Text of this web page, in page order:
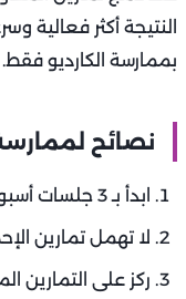
النتيجة أكثر
بممارسة الكارديو فقط.
نصائح
ابدأ بـ 3 جلسات أسبوعيًا كحد أدنى.
لا تهمل تمارين